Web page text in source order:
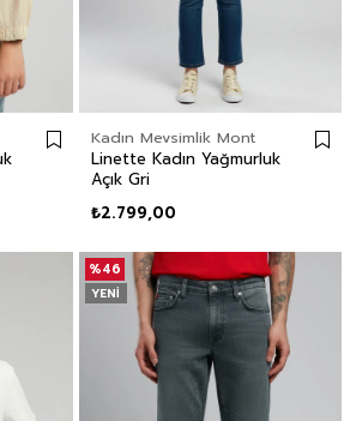
Kadın Mevsimlik Mont
Linette Kadın Yağmurluk
Açık Gri
₺2.799,00
%46
YENI